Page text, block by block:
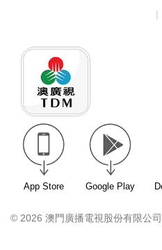
App Store Google Play
© 2026 澳門廣播電視股份有限公